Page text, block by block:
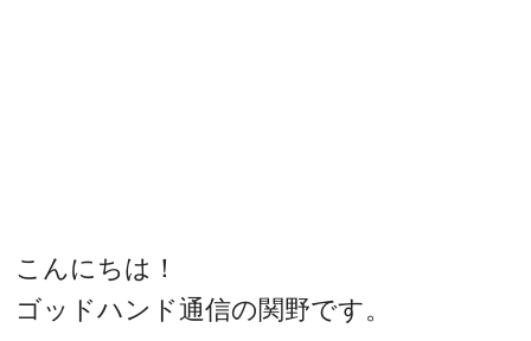
こんにちは！
ゴッドハンド通信の関野です。